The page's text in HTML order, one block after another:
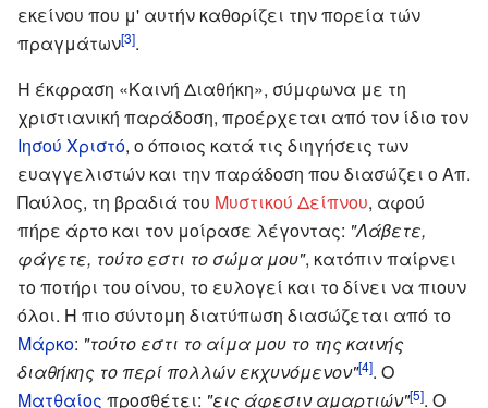
εκείνου που μ' αυτήν καθορίζει την πορεία τών
πραγμάτων[3].
Η έκφραση «Καινή Διαθήκη», σύμφωνα με τη
χριστιανική παράδοση, προέρχεται από τον ίδιο τον
Ιησού Χριστό, ο όποιος κατά τις διηγήσεις των
ευαγγελιστών και την παράδοση που διασώζει ο Απ.
Παύλος, τη βραδιά του Μυστικού Δείπνου, αφού
πήρε άρτο και τον μοίρασε λέγοντας: "Λάβετε,
φάγετε, τούτο εστι το σώμα μου", κατόπιν παίρνει
το ποτήρι του οίνου, το ευλογεί και το δίνει να πιουν
όλοι. Η πιο σύντομη διατύπωση διασώζεται από το
Μάρκο: "τούτο εστι το αίμα μου το της καινής
διαθήκης το περί πολλών εκχυνόμενον"[4]. Ο
Ματθαίος προσθέτει: "εις άφεσιν αμαρτιών"[5]. Ο